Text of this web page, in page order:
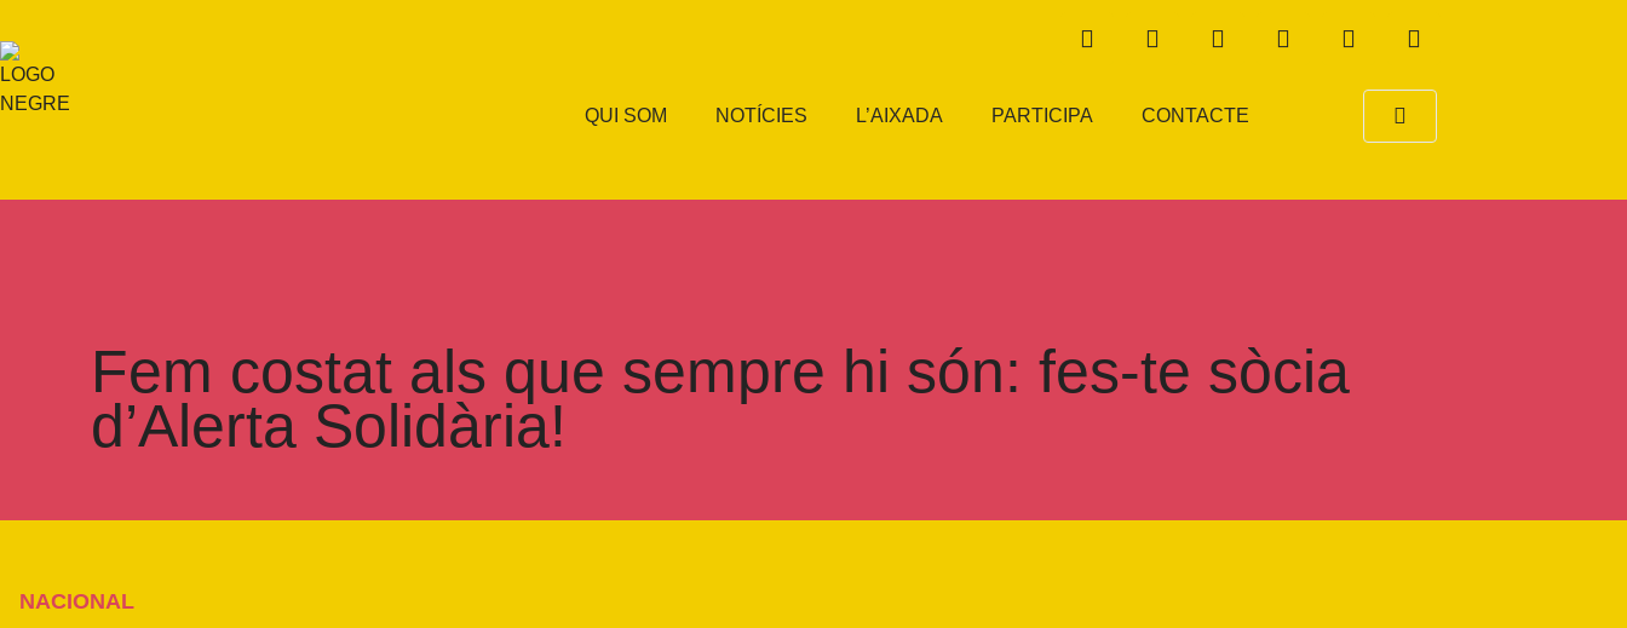
QUI SOM NOTÍCIES L’AIXADA PARTICIPA CONTACTE
Fem costat als que sempre hi són: fes-te sòcia
d’Alerta Solidària!
NACIONAL